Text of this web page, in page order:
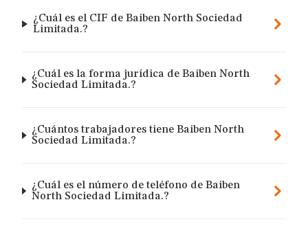
¿Cuál es el CIF de Baiben North Sociedad
Limitada.?
¿Cuál es la forma jurídica de Baiben North
Sociedad Limitada.?
¿Cuántos trabajadores tiene Baiben North
Sociedad Limitada.?
¿Cuál es el número de teléfono de Baiben
North Sociedad Limitada.?